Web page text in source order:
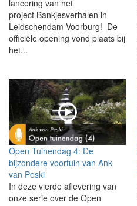
lancering van het
project Bankjesverhalen in
Leidschendam-Voorburg! De
officiële opening vond plaats bij
het...
Open Tuinendag 4: De
bijzondere voortuin van Ank
van Peski
In deze vierde aflevering van
onze serie over de Open